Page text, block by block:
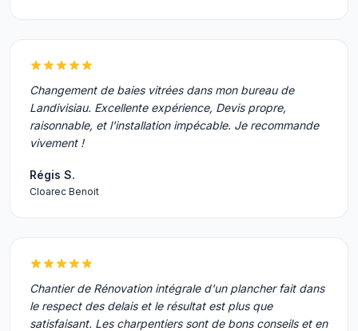
Changement de baies vitrées dans mon bureau de
Landivisiau. Excellente expérience, Devis propre,
raisonnable, et l'installation impécable. Je recommande
vivement !
Régis S.
Cloarec Benoit
Chantier de Rénovation intégrale d'un plancher fait dans
le respect des delais et le résultat est plus que
satisfaisant. Les charpentiers sont de bons conseils et en